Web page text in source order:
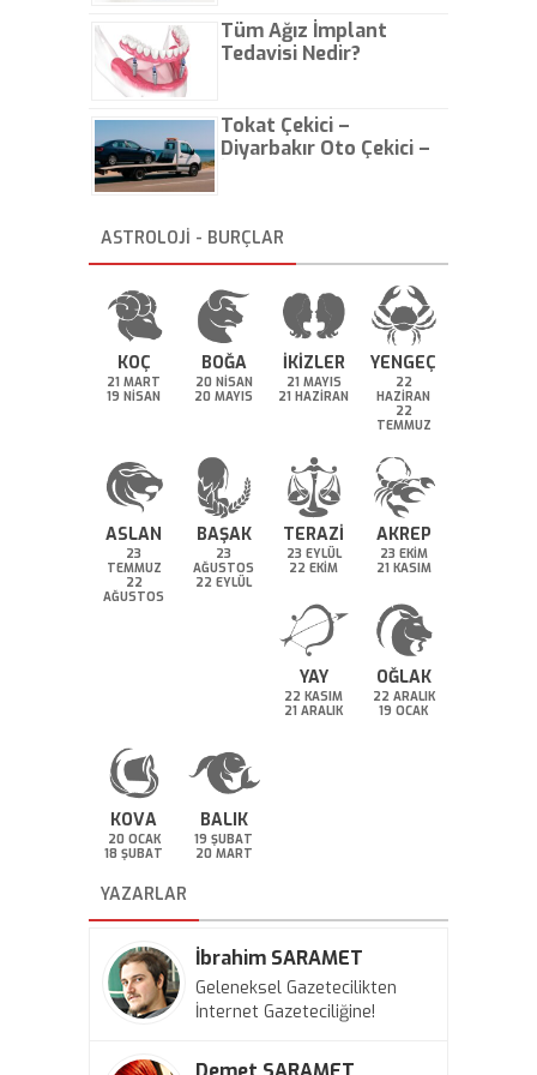
Tüm Ağız İmplant
Tedavisi Nedir?
Tokat Çekici –
Diyarbakır Oto Çekici –
ASTROLOJİ - BURÇLAR
KOÇ
21 MART
19 NİSAN
BOĞA
20 NİSAN
20 MAYIS
İKİZLER
21 MAYIS
21 HAZİRAN
YENGEÇ
22
HAZİRAN
22
TEMMUZ
ASLAN
23
TEMMUZ
22
AĞUSTOS
BAŞAK
23
AĞUSTOS
22 EYLÜL
TERAZİ
23 EYLÜL
22 EKİM
AKREP
23 EKİM
21 KASIM
YAY
22 KASIM
21 ARALIK
OĞLAK
22 ARALIK
19 OCAK
KOVA
20 OCAK
18 ŞUBAT
BALIK
19 ŞUBAT
20 MART
YAZARLAR
İbrahim SARAMET
Geleneksel Gazetecilikten
İnternet Gazeteciliğine!